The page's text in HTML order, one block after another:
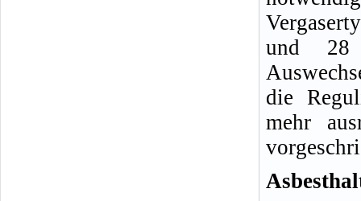
und
die
mehr